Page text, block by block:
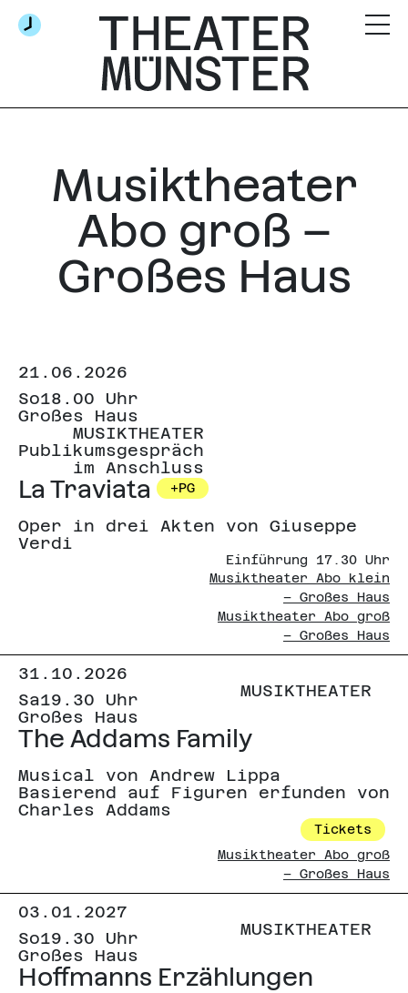
Musiktheater
Abo groß –
Großes Haus
21.06.2026
So18.00 Uhr
Großes Haus
La Traviata +PG
Oper in drei Akten von Giuseppe
Verdi
MUSIKTHEATER
Publikumsgespräch
im Anschluss
Einführung 17.30 Uhr
Musiktheater Abo klein
– Großes Haus
Musiktheater Abo groß
– Großes Haus
31.10.2026
Sa19.30 Uhr
Großes Haus
The Addams Family
Musical von Andrew Lippa
Basierend auf Figuren erfunden von
Charles Addams
MUSIKTHEATER
Tickets
Musiktheater Abo groß
– Großes Haus
03.01.2027
So19.30 Uhr
Großes Haus
Hoffmanns Erzählungen
MUSIKTHEATER